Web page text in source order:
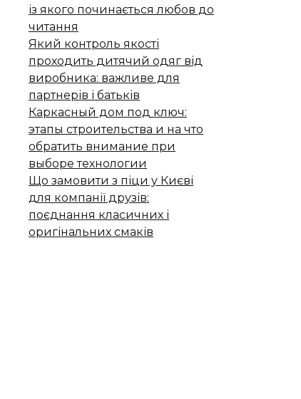
із якого починається любов до
читання
Який контроль якості
проходить дитячий одяг від
виробника: важливе для
партнерів і батьків
Каркасный дом под ключ:
этапы строительства и на что
обратить внимание при
выборе технологии
Що замовити з піци у Києві
для компанії друзів:
поєднання класичних і
оригінальних смаків